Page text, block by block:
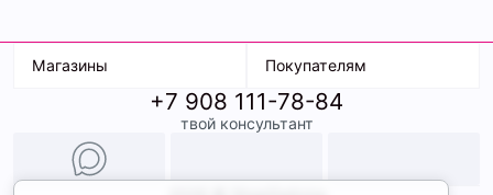
Магазины
ТК Терминал
ТРК Континент
Покупателям
Доставка
Условия оплаты
Образы
+7 908 111-78-84
твой консультант